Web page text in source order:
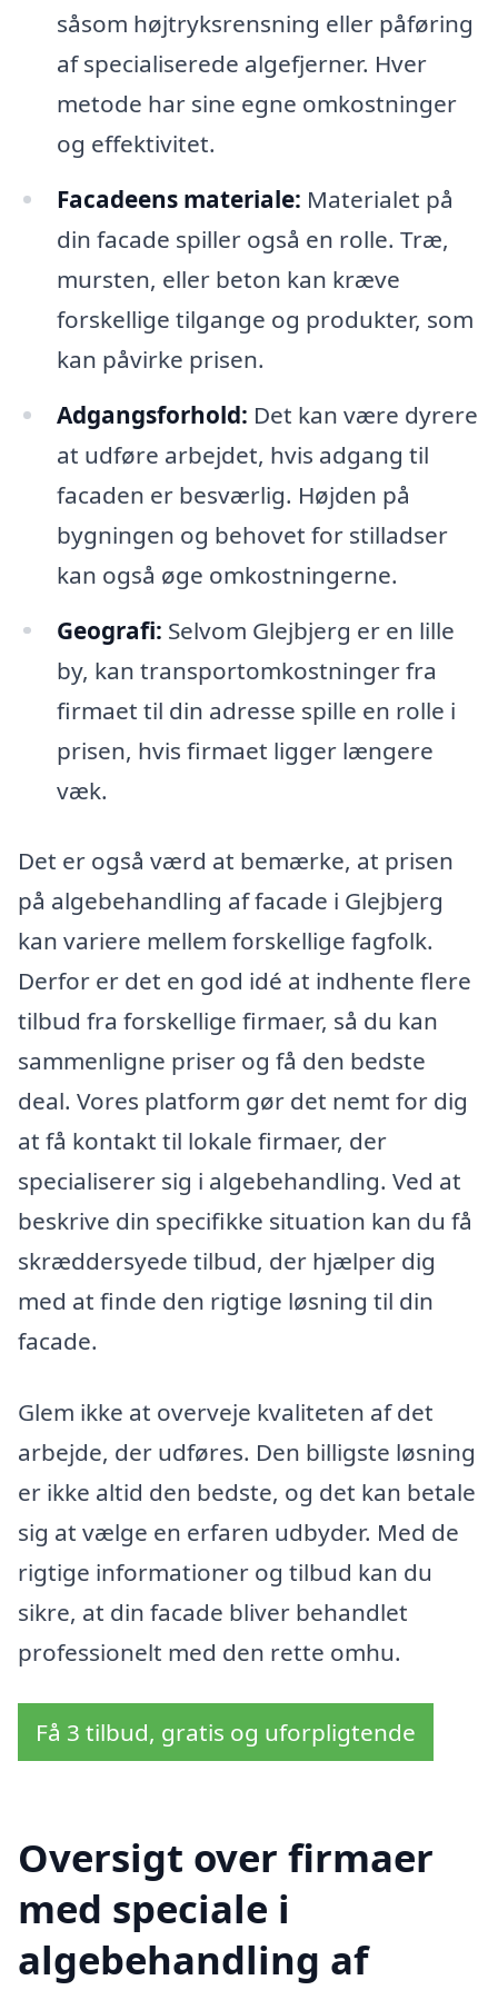
såsom højtryksrensning eller påføring
af specialiserede algefjerner. Hver
metode har sine egne omkostninger
og effektivitet.
Facadeens materiale: Materialet på
din facade spiller også en rolle. Træ,
mursten, eller beton kan kræve
forskellige tilgange og produkter, som
kan påvirke prisen.
Adgangsforhold: Det kan være dyrere
at udføre arbejdet, hvis adgang til
facaden er besværlig. Højden på
bygningen og behovet for stilladser
kan også øge omkostningerne.
Geografi: Selvom Glejbjerg er en lille
by, kan transportomkostninger fra
firmaet til din adresse spille en rolle i
prisen, hvis firmaet ligger længere
væk.
Det er også værd at bemærke, at prisen
på algebehandling af facade i Glejbjerg
kan variere mellem forskellige fagfolk.
Derfor er det en god idé at indhente flere
tilbud fra forskellige firmaer, så du kan
sammenligne priser og få den bedste
deal. Vores platform gør det nemt for dig
at få kontakt til lokale firmaer, der
specialiserer sig i algebehandling. Ved at
beskrive din specifikke situation kan du få
skræddersyede tilbud, der hjælper dig
med at finde den rigtige løsning til din
facade.
Glem ikke at overveje kvaliteten af det
arbejde, der udføres. Den billigste løsning
er ikke altid den bedste, og det kan betale
sig at vælge en erfaren udbyder. Med de
rigtige informationer og tilbud kan du
sikre, at din facade bliver behandlet
professionelt med den rette omhu.
Få 3 tilbud, gratis og uforpligtende
Oversigt over firmaer
med speciale i
algebehandling af